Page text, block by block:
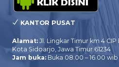
KANTOR PUSAT
Alamat: Jl. Lingkar Timur km 4
Kota Sidoarjo, Jawa Timur 61234
Jam buka: Buka 08.00 – 16.00 wib